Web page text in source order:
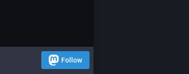
Follow